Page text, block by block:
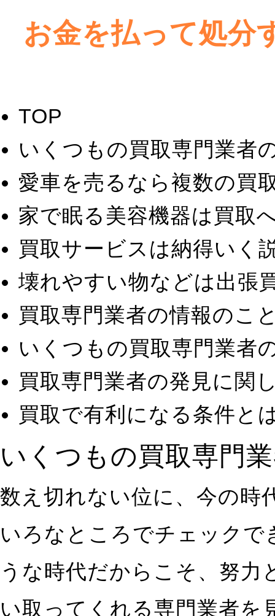
お金を払って処分
TOP
いくつもの買取専門業者
愛車を売るなら複数の買
家で眠る美容機器は買取
買取サービスは納得いく
壊れやすい物などは出張
買取専門業者の情報のこ
いくつもの買取専門業者
買取専門業者の発見に関
買取で有利になる条件と
いくつもの買取専門
数え切れない位に、今の時
いろなところでチェック
うな時代だからこそ、努力
い取ってくれる専門業者